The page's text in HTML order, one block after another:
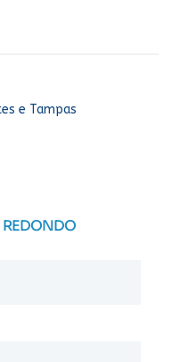
e Tampas
REDONDO